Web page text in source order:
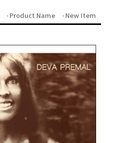
Product Name New Item